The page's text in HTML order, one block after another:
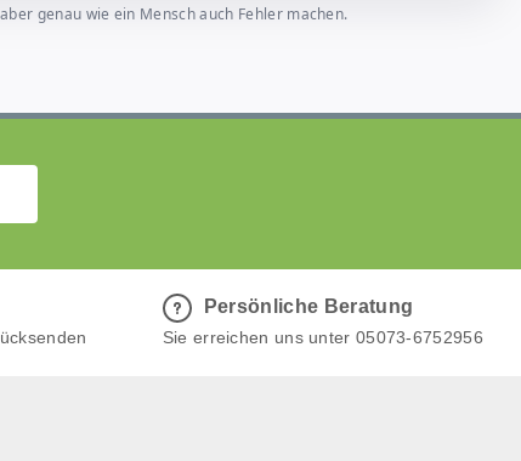
genau wie ein Mensch auch Fehler machen.
Persönliche Beratung
Sie erreichen uns unter 05073-6752956